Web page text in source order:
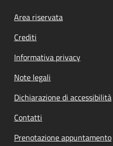
Footer menu
Area riservata
Crediti
Informativa privacy
Note legali
Dichiarazione di accessibilità
Contatti
Prenotazione appuntamento